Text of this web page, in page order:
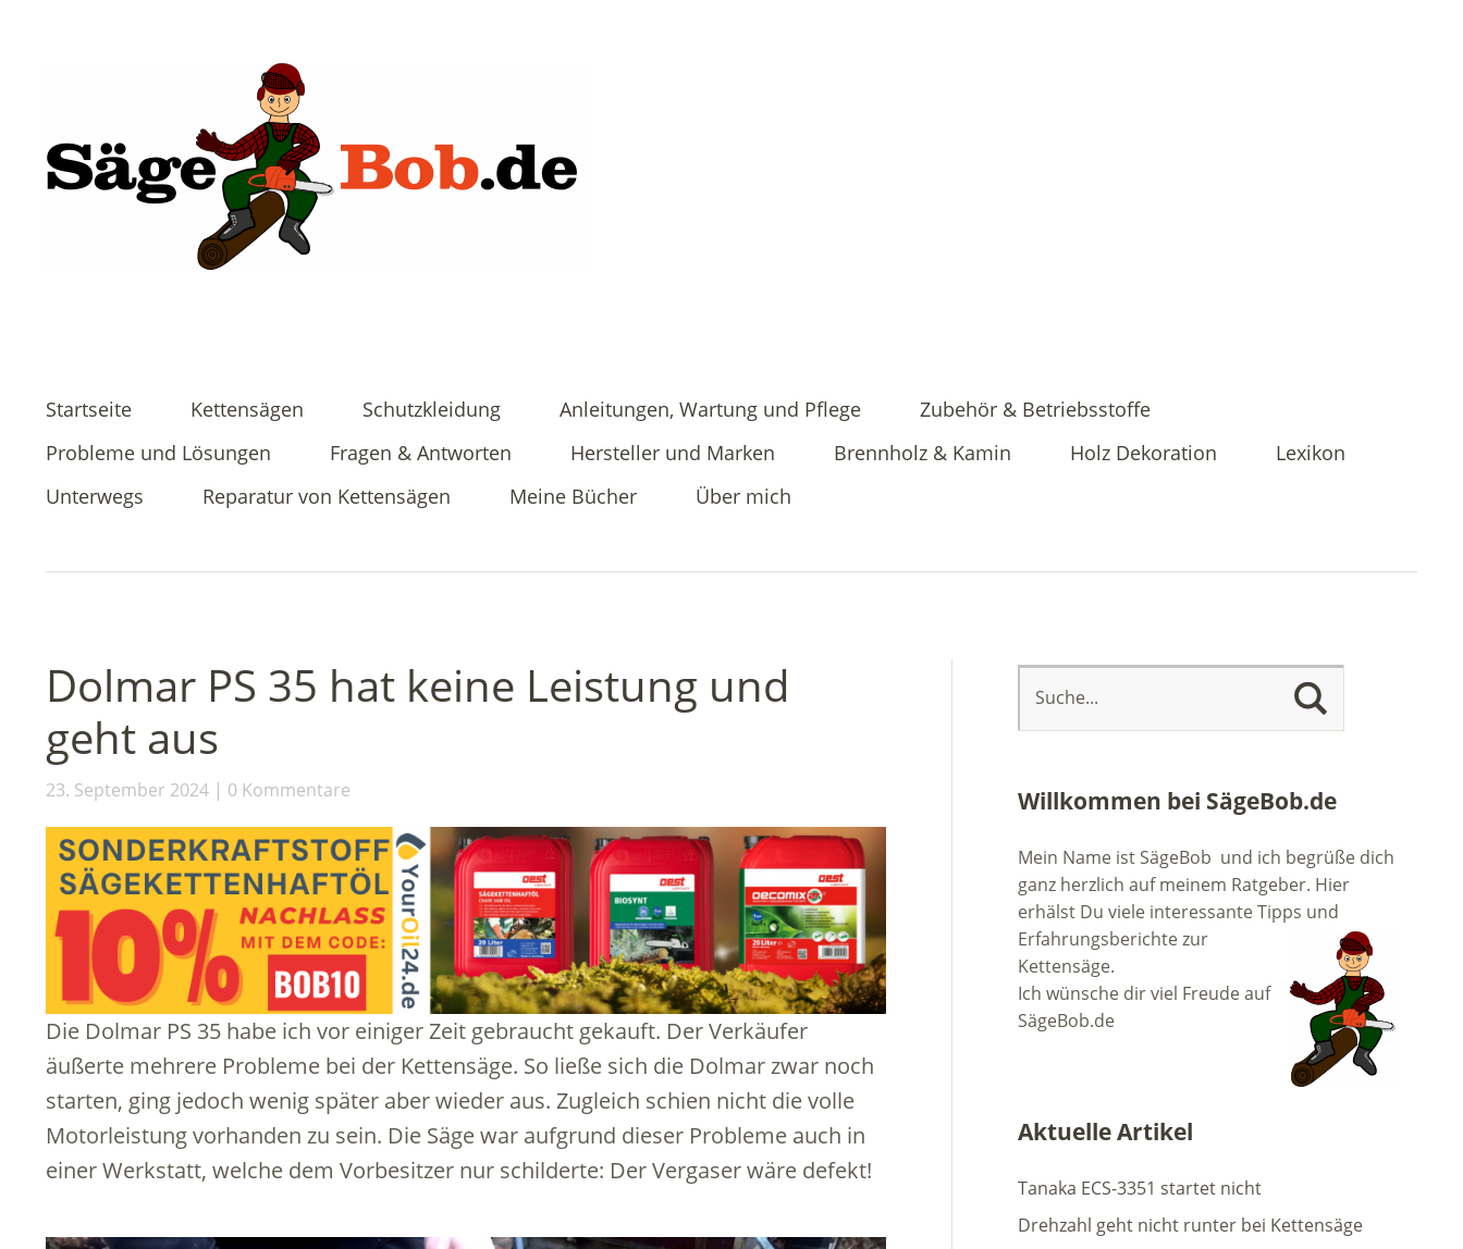
Startseite Kettensägen Schutzkleidung Anleitungen, Wartung und Pflege
Zubehör & Betriebsstoffe
Probleme und Lösungen
Fragen & Antworten Hersteller und Marken Brennholz & Kamin Holz Dekoration
Lexikon
Unterwegs
Reparatur von Kettensägen Meine Bücher Über mich
Dolmar PS 35 hat keine Leistung und
geht aus
23. September 2024 0 Kommentare
Die Dolmar PS 35 habe ich vor einiger Zeit gebraucht gekauft. Der Verkäufer
äußerte mehrere Probleme bei der Kettensäge. So ließe sich die Dolmar zwar noch
starten, ging jedoch wenig später aber wieder aus. Zugleich schien nicht die volle
Motorleistung vorhanden zu sein. Die Säge war aufgrund dieser Probleme auch in
einer Werkstatt, welche dem Vorbesitzer nur schilderte: Der Vergaser wäre defekt!
Willkommen bei SägeBob.de
Mein Name ist SägeBob und ich begrüße dich
ganz herzlich auf meinem Ratgeber. Hier
erhälst Du viele interessante Tipps und
Erfahrungsberichte zur
Kettensäge.
Ich wünsche dir viel Freude auf
SägeBob.de
Aktuelle Artikel
Tanaka ECS-3351 startet nicht
Drehzahl geht nicht runter bei Kettensäge